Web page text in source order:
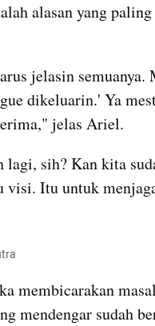
alasan yang paling
jelasin semuanya.
dikeluarin.' Ya
jelas Ariel.
sih? Kan kita
visi. Itu untuk
membicarakan
mendengar sudah